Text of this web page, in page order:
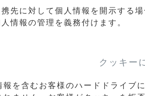
先に対して個人情報を開示する
情報の管理を義務付けます。
クッキー
を含むお客様のハードドライ